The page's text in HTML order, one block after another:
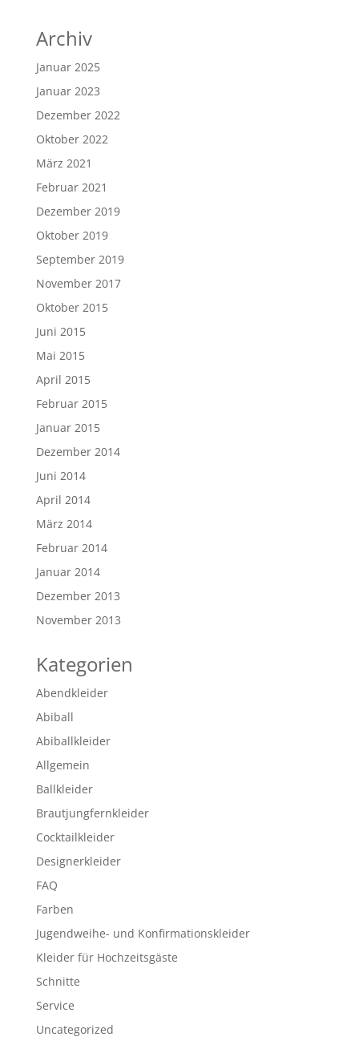
Archiv
Januar 2025
Januar 2023
Dezember 2022
Oktober 2022
März 2021
Februar 2021
Dezember 2019
Oktober 2019
September 2019
November 2017
Oktober 2015
Juni 2015
Mai 2015
April 2015
Februar 2015
Januar 2015
Dezember 2014
Juni 2014
April 2014
März 2014
Februar 2014
Januar 2014
Dezember 2013
November 2013
Kategorien
Abendkleider
Abiball
Abiballkleider
Allgemein
Ballkleider
Brautjungfernkleider
Cocktailkleider
Designerkleider
FAQ
Farben
Jugendweihe- und Konfirmationskleider
Kleider für Hochzeitsgäste
Schnitte
Service
Uncategorized